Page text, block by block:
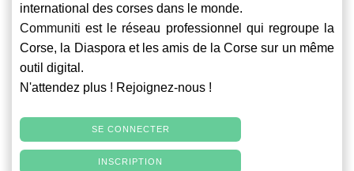
international des corses dans le monde.
Communiti est le réseau professionnel qui regroupe la
Corse, la Diaspora et les amis de la Corse sur un même
outil digital.
N'attendez plus ! Rejoignez-nous !
SE CONNECTER
INSCRIPTION